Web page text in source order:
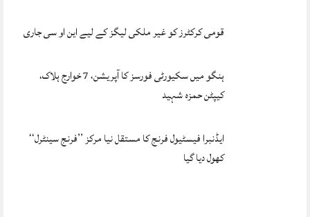
قومی کرکٹرز کو غیر ملکی لیگز کے لیے این او سی جاری
ہنگو میں سکیورٹی فورسز کا آپریشن، 7 خوارج ہلاک،
کیپٹن حمزہ شہید
ایڈنبرا فیسٹیول فرنج کا مستقل نیا مرکز ’’فرنج سینٹرل‘‘
کھول دیا گیا